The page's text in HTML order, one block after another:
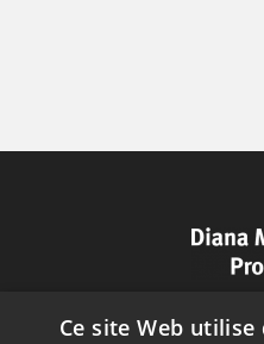
Ce site Web utilise